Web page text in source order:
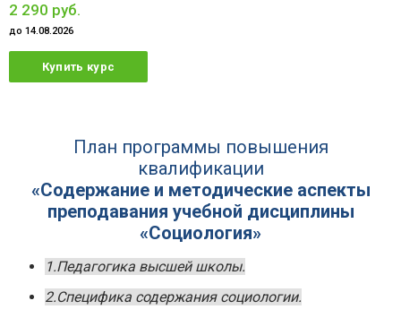
2 290 руб.
до 14.08.2026
Купить курс
План программы повышения
квалификации
«Содержание и методические аспекты
преподавания учебной дисциплины
«Социология»
1.Педагогика высшей школы.
2.Специфика содержания социологии.